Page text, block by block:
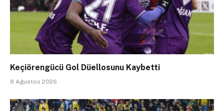
Keçiörengücü Gol Düellosunu Kaybetti
8 Ağustos 2026